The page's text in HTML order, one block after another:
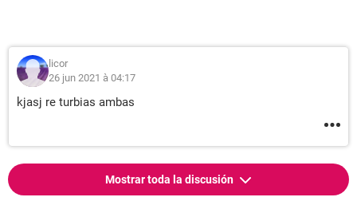
licor
26 jun 2021 à 04:17
kjasj re turbias ambas
Mostrar toda la discusión